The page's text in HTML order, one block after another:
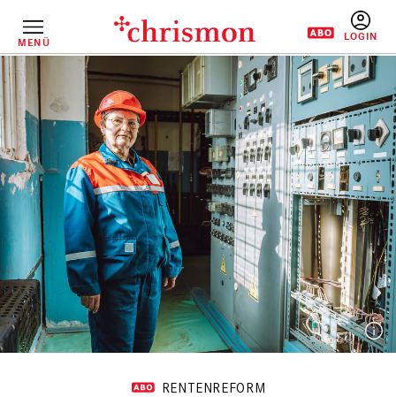
InhaltMENÜ
RENTENREFORM